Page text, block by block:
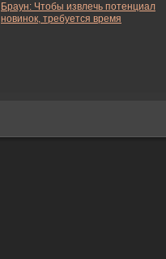
Браун: Чтобы извлечь потенциал
новинок, требуется время